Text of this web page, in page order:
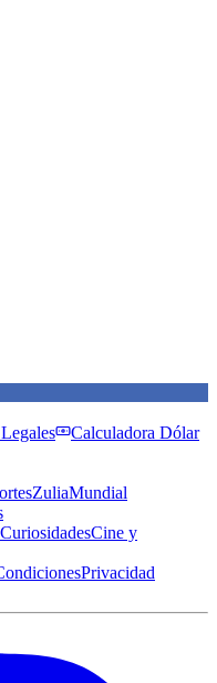
Calculadora Dólar
ZuliaMundial
CuriosidadesCine y
Privacidad